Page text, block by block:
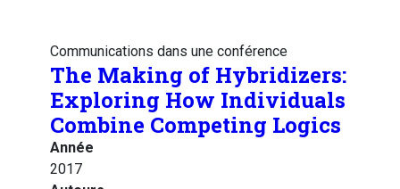
Communications dans une conférence
The Making of Hybridizers:
Exploring How Individuals
Combine Competing Logics
Année
2017